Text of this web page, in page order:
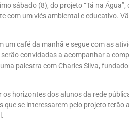
sábado (8), do projeto “Tá na
com um viés ambiental e educativo.
um café da manhã e segue com as
convidadas a acompanhar a
palestra com Charles Silva,
os horizontes dos alunos da rede
se interessarem pelo projeto terão